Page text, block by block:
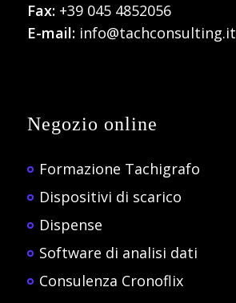
Fax:+39 045 4852056
E-mail:info@tachconsulting.it
Negozio online
Formazione Tachigrafo
Dispositivi di scarico
Dispense
Software di analisi dati
Consulenza Cronoflix